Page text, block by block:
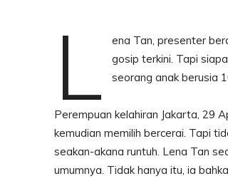
L
ena Tan, presenter
gosip terkini. Tapi
seorang anak berusia
Perempuan kelahiran Jakarta, 29
kemudian memilih bercerai. Tapi
seakan-akana runtuh. Lena Tan
umumnya. Tidak hanya itu, ia